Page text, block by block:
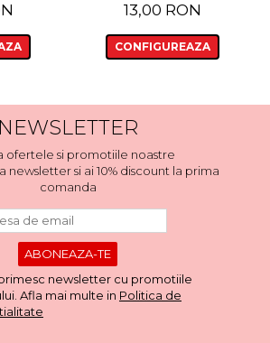
13,00 RON
CONFIGUREAZA
NEWSLETTER
ofertele si promotiile noastre
newsletter si ai 10% discount la prima
comanda
newsletter cu promotiile
Afla mai multe in Politica de